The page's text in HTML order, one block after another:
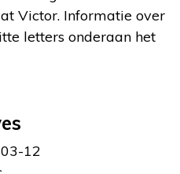
Victor. Informatie over
letters onderaan het
12